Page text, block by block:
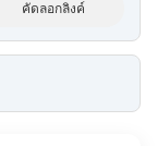
คัดลอกลิงค์